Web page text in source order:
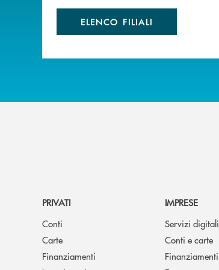
ELENCO FILIALI
PRIVATI
Conti
Carte
Finanziamenti
IMPRESE
Servizi digitali
Conti e carte
Finanziamenti